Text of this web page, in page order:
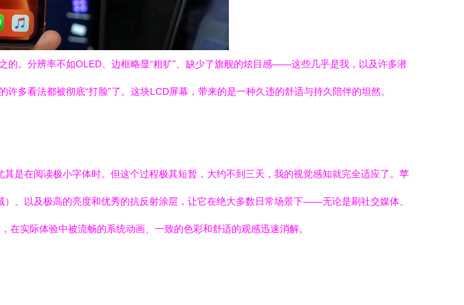
的。分辨率不如OLED、边框略显“粗犷”、缺少了旗舰的炫目感——这些几乎是我，以及许多潜
多看法都被彻底“打脸”了。这块LCD屏幕，带来的是一种久违的舒适与持久陪伴的坦然。
是在阅读极小字体时。但这个过程极其短暂，大约不到三天，我的视觉感知就完全适应了。苹
、以及极高的亮度和优秀的抗反射涂层，让它在绝大多数日常场景下——无论是刷社交媒体、
实际体验中被流畅的系统动画、一致的色彩和舒适的观感迅速消解。